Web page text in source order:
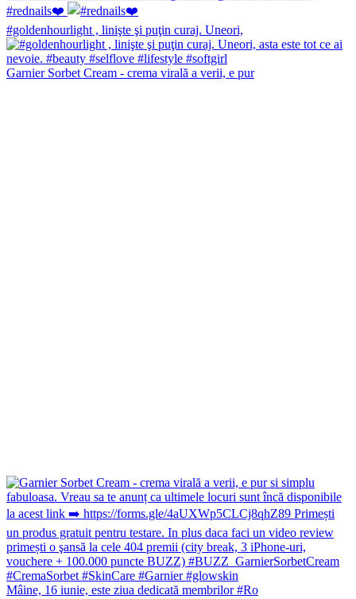
#rednails❤️
#goldenhourlight , linişte şi puţin curaj. Uneori,
Garnier Sorbet Cream - crema virală a verii, e pur
Mâine, 16 iunie, este ziua dedicată membrilor #Ro